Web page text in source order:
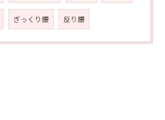
ぎっくり腰 反り腰